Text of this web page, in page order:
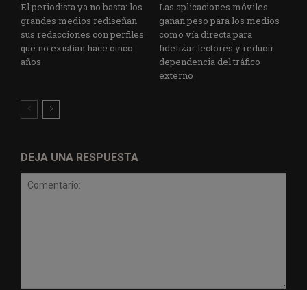
El periodista ya no basta: los
grandes medios rediseñan
sus redacciones con perfiles
que no existían hace cinco
años
Las aplicaciones móviles
ganan peso para los medios
como vía directa para
fidelizar lectores y reducir
dependencia del tráfico
externo
DEJA UNA RESPUESTA